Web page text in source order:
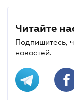
Читайте
Подпишитесь,
новостей.